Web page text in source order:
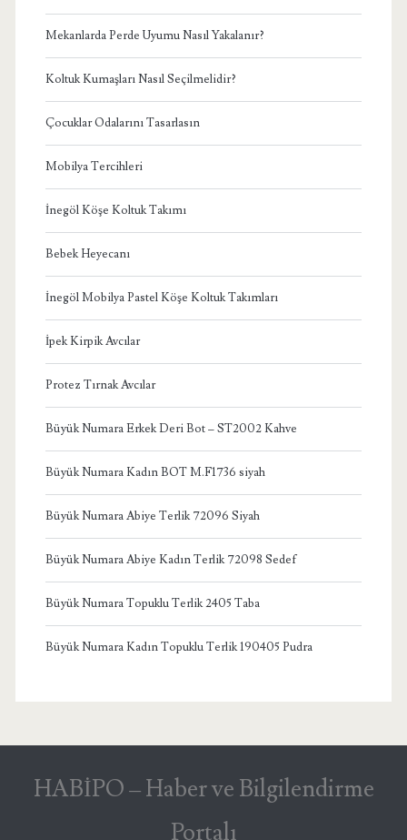
Mekanlarda Perde Uyumu Nasıl Yakalanır?
Koltuk Kumaşları Nasıl Seçilmelidir?
Çocuklar Odalarını Tasarlasın
Mobilya Tercihleri
İnegöl Köşe Koltuk Takımı
Bebek Heyecanı
İnegöl Mobilya Pastel Köşe Koltuk Takımları
İpek Kirpik Avcılar
Protez Tırnak Avcılar
Büyük Numara Erkek Deri Bot – ST2002 Kahve
Büyük Numara Kadın BOT M.F1736 siyah
Büyük Numara Abiye Terlik 72096 Siyah
Büyük Numara Abiye Kadın Terlik 72098 Sedef
Büyük Numara Topuklu Terlik 2405 Taba
Büyük Numara Kadın Topuklu Terlik 190405 Pudra
HABİPO – Haber ve Bilgilendirme
Portalı